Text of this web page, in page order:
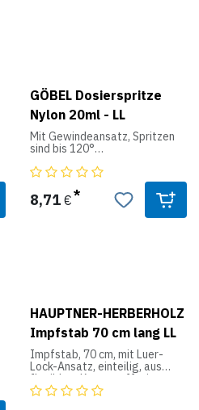
• höchste Dosiergenauigkeit
mit Toleranz < 1 %
• Einfache Dosierung mittels
Dosierrad 0,5 - 2,5 ml (25 ml)
bzw. 1 - 5 ml (50 ml)
• servicefreundlich durch
einfache Demontage
• biokompatibel
• Zylinder – autoklavierbar
(sterilisierbar bei 134 °C)
GÖBEL Dosierspritze
Nylon 20ml - LL
Mit Gewindeansatz, Spritzen
sind bis 120°
deshalb auch
Auch mit Luer-Lock-Ansatz
8,71€
HAUPTNER-HERBERHOLZ
Impfstab 70 cm lang LL
Impfstab, 70 cm, mit Luer-
Lock-Ansatz, einteilig, aus
flexiblem Kunststoff mit
Kunststoffschlauch